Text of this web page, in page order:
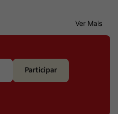
Ver Mais
Participar